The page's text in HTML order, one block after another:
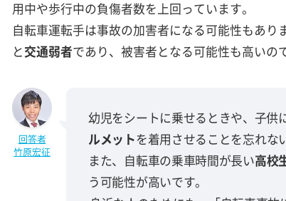
用中や歩行中の負傷者数を上回っています。
自転車運転手は事故の加害者になる可能性もあり
と 交通弱者であり、被害者となる可能性も高いの
回答者
竹原宏征
幼児をシートに乗せるときや、子供
ルメット を着用させることを忘れな
また、自転車の乗車時間が長い高校
う可能性が高いです。